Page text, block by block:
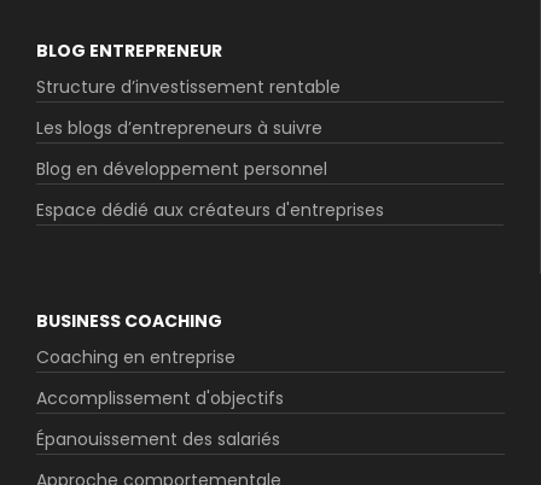
BLOG ENTREPRENEUR
Structure d’investissement rentable
Les blogs d’entrepreneurs à suivre
Blog en développement personnel
Espace dédié aux créateurs d'entreprises
BUSINESS COACHING
Coaching en entreprise
Accomplissement d'objectifs
Épanouissement des salariés
Approche comportementale